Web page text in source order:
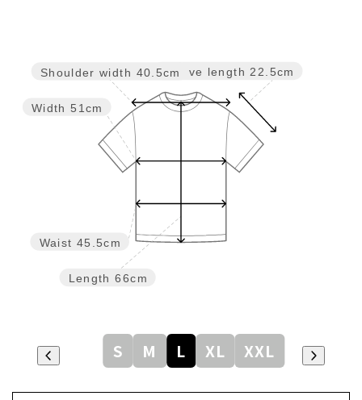
Sleeve length 22.5cm
Length 66cm
Waist 45.5cm
Width 51cm
Shoulder width 40.5cm
S M L XL XXL